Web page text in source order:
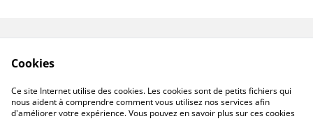
confidentialité
Politique de cookies
Cookies
Ce site Internet utilise des cookies. Les cookies sont de petits fichiers qui
nous aident à comprendre comment vous utilisez nos services afin
d'améliorer votre expérience. Vous pouvez en savoir plus sur ces cookies